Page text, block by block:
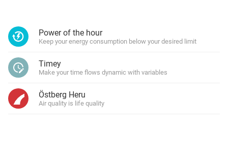
Power of the hour
Keep your energy consumption below your desired limit
Timey
Make your time flows dynamic with variables
Östberg Heru
Air quality is life quality